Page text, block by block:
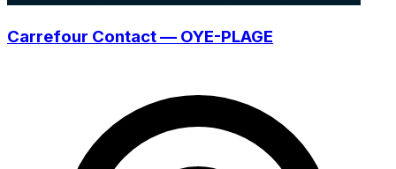
Carrefour Contact — OYE-PLAGE